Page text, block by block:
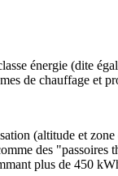
énergie (dite
de chauffage et
(altitude et
des
plus de 450